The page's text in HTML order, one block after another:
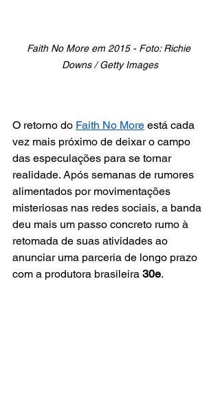
Faith No More em 2015 - Foto: Richie
Downs / Getty Images
O retorno do Faith No More está cada
vez mais próximo de deixar o campo
das especulações para se tornar
realidade. Após semanas de rumores
alimentados por movimentações
misteriosas nas redes sociais, a banda
deu mais um passo concreto rumo à
retomada de suas atividades ao
anunciar uma parceria de longo prazo
com a produtora brasileira 30e.